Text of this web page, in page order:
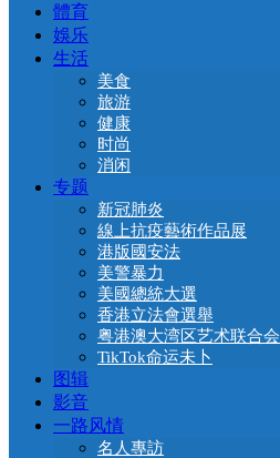
體育
娛乐
生活
美食
旅游
健康
时尚
消闲
专题
新冠肺炎
線上抗疫藝術作品展
港版國安法
美警暴力
美國總統大選
香港立法會選舉
粤港澳大湾区艺术联合会
TikTok命运未卜
图辑
影音
一路风情
名人專訪